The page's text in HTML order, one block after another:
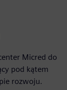
Micred do
pod kątem
rozwoju.